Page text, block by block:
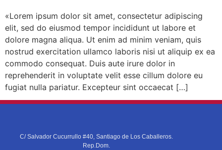
«Lorem ipsum dolor sit amet, consectetur adipiscing
elit, sed do eiusmod tempor incididunt ut labore et
dolore magna aliqua. Ut enim ad minim veniam, quis
nostrud exercitation ullamco laboris nisi ut aliquip ex ea
commodo consequat. Duis aute irure dolor in
reprehenderit in voluptate velit esse cillum dolore eu
fugiat nulla pariatur. Excepteur sint occaecat […]
C/ Salvador Cucurrullo #40, Santiago de Los Caballeros.
Rep.Dom.